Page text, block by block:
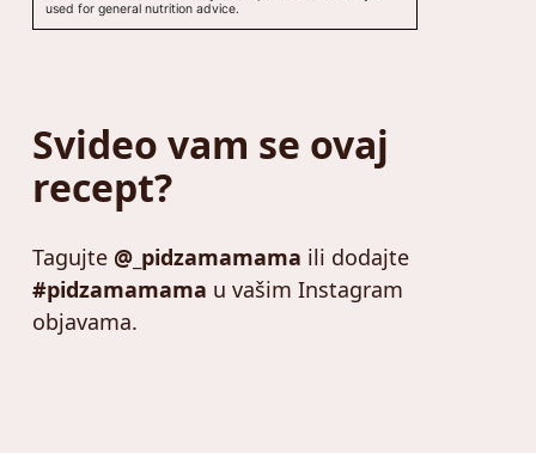
used for general nutrition advice.
Svideo vam se ovaj
recept?
Tagujte @_pidzamamama ili dodajte
#pidzamamama u vašim Instagram
objavama.